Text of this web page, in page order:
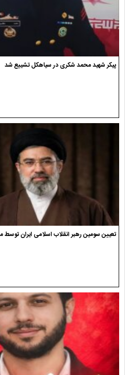
پیکر شهید محمد شکری در سیاهکل تشییع شد
تعیین سومین رهبر انقلاب اسلامی ایران